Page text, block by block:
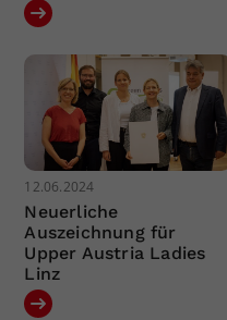
12.06.2024
Neuerliche
Auszeichnung für
Upper Austria Ladies
Linz